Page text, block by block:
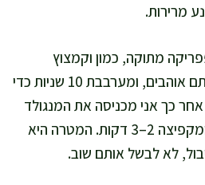
מרירות.
מתוקה, כמון וקמצוץ
פפריקה חריפה אם אתם אוהבים, ומערבבת 10 שניות כדי
כך אני מכניסה את המנגולד
הסחוט, מלח ופלפל, ומקפיצה 2–3 דקות. המטרה היא
לא לבשל אותם שוב.